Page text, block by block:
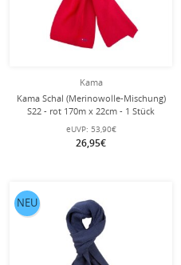
Kama
Kama Schal (Merinowolle-Mischung)
S22 - rot 170m x 22cm - 1 Stück
eUVP: 53,90€
26,95€
NEU